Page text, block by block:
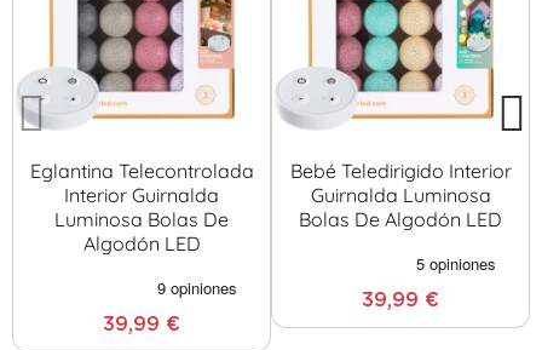
Eglantina Telecontrolada
Interior Guirnalda
Luminosa Bolas De
Algodón LED
39,99 €
Bebé Teledirigido Interior
Guirnalda Luminosa
Bolas De Algodón LED
39,99 €